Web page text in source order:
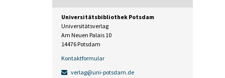
Universitätsbibliothek Potsdam
Universitätsverlag
Am Neuen Palais 10
14476 Potsdam
Kontaktformular
verlag@uni-potsdam.de